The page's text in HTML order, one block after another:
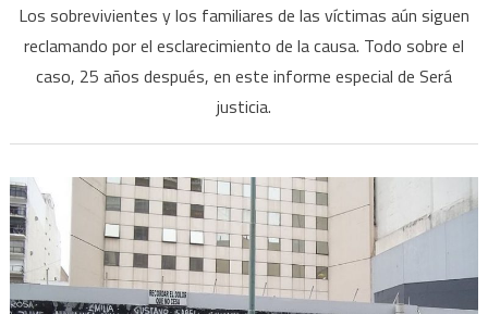
Los sobrevivientes y los familiares de las víctimas aún siguen
reclamando por el esclarecimiento de la causa. Todo sobre el
caso, 25 años después, en este informe especial de Será
justicia.